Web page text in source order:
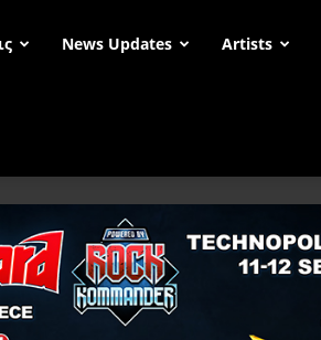
News Updates Artists